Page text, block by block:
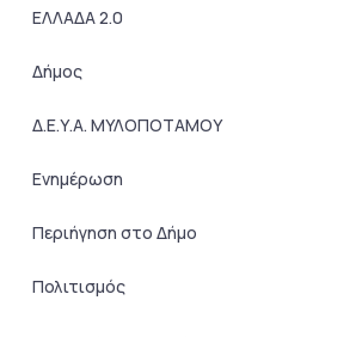
ΕΛΛΑΔΑ 2.0
Δήμος
Δ.Ε.Υ.Α. ΜΥΛΟΠΟΤΑΜΟΥ
Ενημέρωση
Περιήγηση στο Δήμο
Πολιτισμός